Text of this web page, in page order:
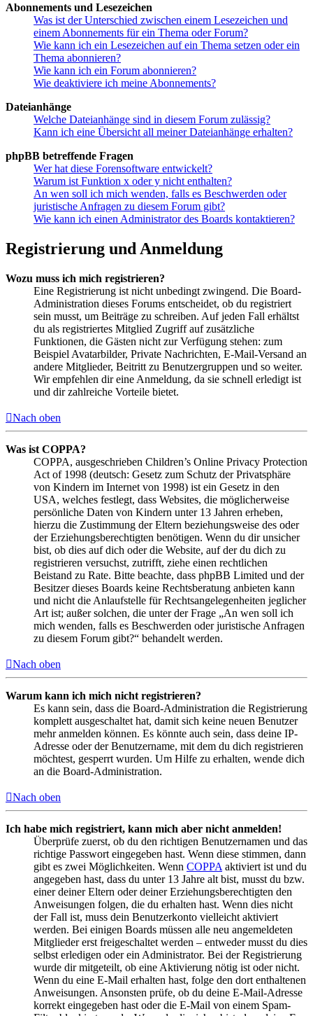
Abonnements und Lesezeichen
Was ist der Unterschied zwischen einem Lesezeichen und
einem Abonnements für ein Thema oder Forum?
Wie kann ich ein Lesezeichen auf ein Thema setzen oder ein
Thema abonnieren?
Wie kann ich ein Forum abonnieren?
Wie deaktiviere ich meine Abonnements?
Dateianhänge
Welche Dateianhänge sind in diesem Forum zulässig?
Kann ich eine Übersicht all meiner Dateianhänge erhalten?
phpBB betreffende Fragen
Wer hat diese Forensoftware entwickelt?
Warum ist Funktion x oder y nicht enthalten?
An wen soll ich mich wenden, falls es Beschwerden oder
juristische Anfragen zu diesem Forum gibt?
Wie kann ich einen Administrator des Boards kontaktieren?
Registrierung und Anmeldung
Wozu muss ich mich registrieren?
Eine Registrierung ist nicht unbedingt zwingend. Die Board-
Administration dieses Forums entscheidet, ob du registriert
sein musst, um Beiträge zu schreiben. Auf jeden Fall erhältst
du als registriertes Mitglied Zugriff auf zusätzliche
Funktionen, die Gästen nicht zur Verfügung stehen: zum
Beispiel Avatarbilder, Private Nachrichten, E-Mail-Versand an
andere Mitglieder, Beitritt zu Benutzergruppen und so weiter.
Wir empfehlen dir eine Anmeldung, da sie schnell erledigt ist
und dir zahlreiche Vorteile bietet.
Nach oben
Was ist COPPA?
COPPA, ausgeschrieben Children’s Online Privacy Protection
Act of 1998 (deutsch: Gesetz zum Schutz der Privatsphäre
von Kindern im Internet von 1998) ist ein Gesetz in den
USA, welches festlegt, dass Websites, die möglicherweise
persönliche Daten von Kindern unter 13 Jahren erheben,
hierzu die Zustimmung der Eltern beziehungsweise des oder
der Erziehungsberechtigten benötigen. Wenn du dir unsicher
bist, ob dies auf dich oder die Website, auf der du dich zu
registrieren versuchst, zutrifft, ziehe einen rechtlichen
Beistand zu Rate. Bitte beachte, dass phpBB Limited und der
Besitzer dieses Boards keine Rechtsberatung anbieten kann
und nicht die Anlaufstelle für Rechtsangelegenheiten jeglicher
Art ist; außer solchen, die unter der Frage „An wen soll ich
mich wenden, falls es Beschwerden oder juristische Anfragen
zu diesem Forum gibt?“ behandelt werden.
Nach oben
Warum kann ich mich nicht registrieren?
Es kann sein, dass die Board-Administration die Registrierung
komplett ausgeschaltet hat, damit sich keine neuen Benutzer
mehr anmelden können. Es könnte auch sein, dass deine IP-
Adresse oder der Benutzername, mit dem du dich registrieren
möchtest, gesperrt wurden. Um Hilfe zu erhalten, wende dich
an die Board-Administration.
Nach oben
Ich habe mich registriert, kann mich aber nicht anmelden!
Überprüfe zuerst, ob du den richtigen Benutzernamen und das
richtige Passwort eingegeben hast. Wenn diese stimmen, dann
gibt es zwei Möglichkeiten. Wenn COPPA aktiviert ist und du
angegeben hast, dass du unter 13 Jahre alt bist, musst du bzw.
einer deiner Eltern oder deiner Erziehungsberechtigten den
Anweisungen folgen, die du erhalten hast. Wenn dies nicht
der Fall ist, muss dein Benutzerkonto vielleicht aktiviert
werden. Bei einigen Boards müssen alle neu angemeldeten
Mitglieder erst freigeschaltet werden – entweder musst du dies
selbst erledigen oder ein Administrator. Bei der Registrierung
wurde dir mitgeteilt, ob eine Aktivierung nötig ist oder nicht.
Wenn du eine E-Mail erhalten hast, folge den dort enthaltenen
Anweisungen. Ansonsten prüfe, ob du deine E-Mail-Adresse
korrekt eingegeben hast oder die E-Mail von einem Spam-